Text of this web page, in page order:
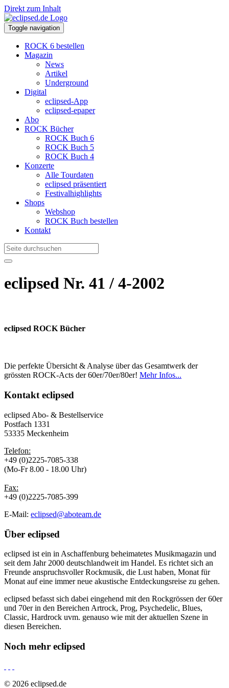
Direkt zum Inhalt
Toggle navigation
ROCK 6 bestellen
Magazin
News
Artikel
Underground
Digital
eclipsed-App
eclipsed-epaper
Abo
ROCK Bücher
ROCK Buch 6
ROCK Buch 5
ROCK Buch 4
Konzerte
Alle Tourdaten
eclipsed präsentiert
Festivalhighlights
Shops
Webshop
ROCK Buch bestellen
Kontakt
eclipsed Nr. 41 / 4-2002
eclipsed ROCK Bücher
Die perfekte Übersicht & Analyse über das Gesamtwerk der
grössten ROCK-Acts der 60er/70er/80er! Mehr Infos...
Kontakt eclipsed
eclipsed Abo- & Bestellservice
Postfach 1331
53335 Meckenheim
Telefon:
+49 (0)2225-7085-338
(Mo-Fr 8.00 - 18.00 Uhr)
Fax:
+49 (0)2225-7085-399
E-Mail: eclipsed@aboteam.de
Über eclipsed
eclipsed ist ein in Aschaffenburg beheimatetes Musikmagazin und
seit dem Jahr 2000 deutschlandweit im Handel. Es richtet sich an
Freunde anspruchsvoller Rockmusik, die Lust haben, Monat für
Monat auf eine immer neue akustische Entdeckungsreise zu gehen.
eclipsed befasst sich dabei eingehend mit den Rockgrössen der 60er
und 70er in den Bereichen Artrock, Prog, Psychedelic, Blues,
Classic, Hardrock uvm. genauso wie mit der aktuellen Szene in
diesen Bereichen.
Noch mehr eclipsed
© 2026 eclipsed.de